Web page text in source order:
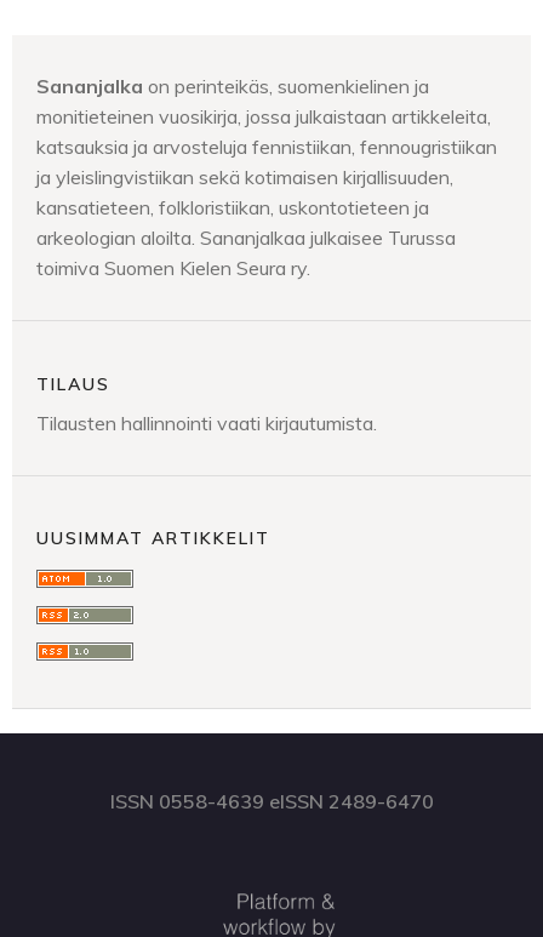
Sananjalka on perinteikäs, suomenkielinen ja
monitieteinen vuosikirja, jossa julkaistaan artikkeleita,
katsauksia ja arvosteluja fennistiikan, fennougristiikan
ja yleislingvistiikan sekä kotimaisen kirjallisuuden,
kansatieteen, folkloristiikan, uskontotieteen ja
arkeologian aloilta. Sananjalkaa julkaisee Turussa
toimiva Suomen Kielen Seura ry.
TILAUS
Tilausten hallinnointi vaati kirjautumista.
UUSIMMAT ARTIKKELIT
ISSN 0558-4639 eISSN 2489-6470